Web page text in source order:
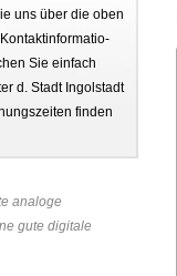
uns über die oben
Sie einfach
d. Stadt Ingolstadt
finden
analoge
gute digitale